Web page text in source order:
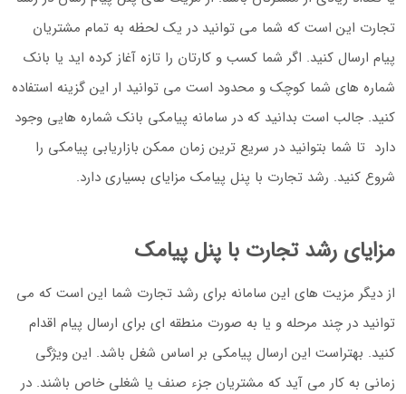
تجارت این است که شما می توانید در یک لحظه به تمام مشتریان
پیام ارسال کنید. اگر شما کسب و کارتان را تازه آغاز کرده اید یا بانک
شماره های شما کوچک و محدود است می توانید ار این گزینه استفاده
کنید. جالب است بدانید که در سامانه پیامکی بانک شماره هایی وجود
دارد تا شما بتوانید در سریع ترین زمان ممکن بازاریابی پیامکی را
شروع کنید. رشد تجارت با پنل پیامک مزایای بسیاری دارد.
مزایای رشد تجارت با پنل پیامک
از دیگر مزیت های این سامانه برای رشد تجارت شما این است که می
‌توانید در چند مرحله و یا به صورت منطقه ای برای ارسال پیام اقدام
کنید. بهتراست این ارسال پیامکی بر اساس شغل باشد. این ویژگی
زمانی به کار می آید که مشتریان جزء صنف یا شغلی خاص باشند. در